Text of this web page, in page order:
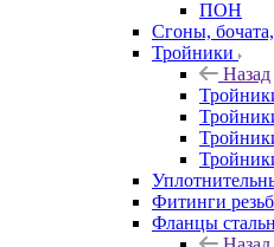
ПОН
Сгоны,
Тройники
Назад
Фитинги
Фланцы